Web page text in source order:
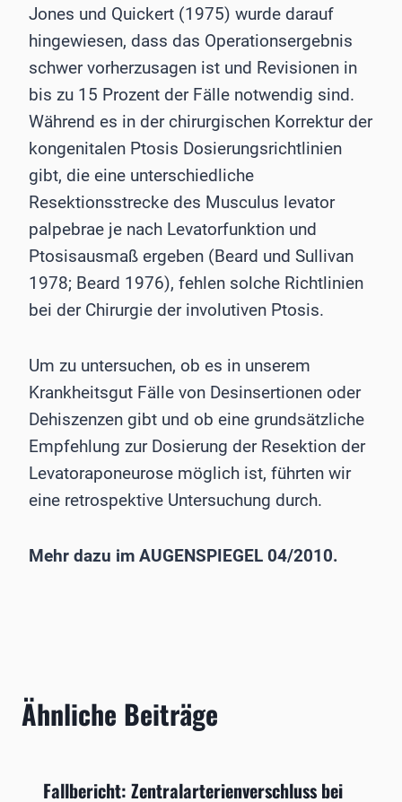
Jones und Quickert (1975) wurde darauf
hingewiesen, dass das Operationsergebnis
schwer vorherzusagen ist und Revisionen in
bis zu 15 Prozent der Fälle notwendig sind.
Während es in der chirurgischen Korrektur der
kongenitalen Ptosis Dosierungsrichtlinien
gibt, die eine unterschiedliche
Resektionsstrecke des Musculus levator
palpebrae je nach Levatorfunktion und
Ptosisausmaß ergeben (Beard und Sullivan
1978; Beard 1976), fehlen solche Richtlinien
bei der Chirurgie der involutiven Ptosis.
Um zu untersuchen, ob es in unserem
Krankheitsgut Fälle von Desinsertionen oder
Dehiszenzen gibt und ob eine grundsätzliche
Empfehlung zur Dosierung der Resektion der
Levatoraponeurose möglich ist, führten wir
eine retrospektive Untersuchung durch.
Mehr dazu im AUGENSPIEGEL 04/2010.
Ähnliche Beiträge
Fallbericht: Zentralarterienverschluss bei